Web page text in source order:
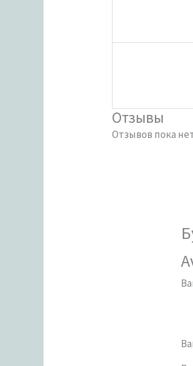
Отзывы
Отзывов пока